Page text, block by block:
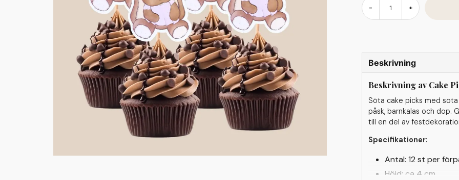
- +
Beskrivning
Beskrivning av Cake
Söta cake picks med
påsk, barnkalas och dop.
till en del av
Specifikationer:
Antal: 12 st per
Höjd: ca 4 cm